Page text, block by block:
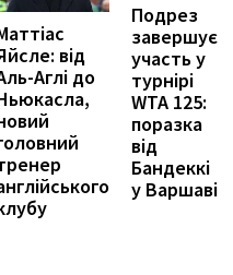
від
Аглі до
Подрез
завершує
участь у
турнірі
WTA 125:
поразка
від
Бандеккі
у Варшаві